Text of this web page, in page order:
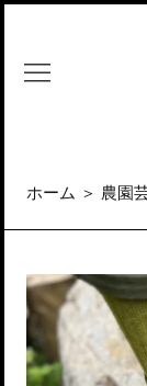
ホーム ＞ 農園